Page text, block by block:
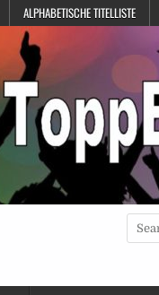
ALPHABETISCHE TITELLISTE
Search
for: